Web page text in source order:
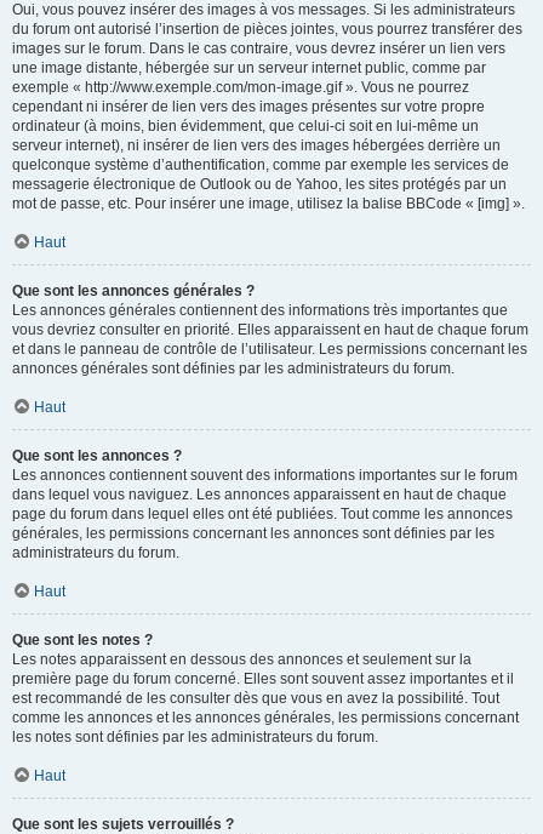
Oui, vous pouvez insérer des images à vos messages. Si les administrateurs
du forum ont autorisé l’insertion de pièces jointes, vous pourrez transférer des
images sur le forum. Dans le cas contraire, vous devrez insérer un lien vers
une image distante, hébergée sur un serveur internet public, comme par
exemple « http://www.exemple.com/mon-image.gif ». Vous ne pourrez
cependant ni insérer de lien vers des images présentes sur votre propre
ordinateur (à moins, bien évidemment, que celui-ci soit en lui-même un
serveur internet), ni insérer de lien vers des images hébergées derrière un
quelconque système d’authentification, comme par exemple les services de
messagerie électronique de Outlook ou de Yahoo, les sites protégés par un
mot de passe, etc. Pour insérer une image, utilisez la balise BBCode « [img] ».
Haut
Que sont les annonces générales ?
Les annonces générales contiennent des informations très importantes que
vous devriez consulter en priorité. Elles apparaissent en haut de chaque forum
et dans le panneau de contrôle de l’utilisateur. Les permissions concernant les
annonces générales sont définies par les administrateurs du forum.
Haut
Que sont les annonces ?
Les annonces contiennent souvent des informations importantes sur le forum
dans lequel vous naviguez. Les annonces apparaissent en haut de chaque
page du forum dans lequel elles ont été publiées. Tout comme les annonces
générales, les permissions concernant les annonces sont définies par les
administrateurs du forum.
Haut
Que sont les notes ?
Les notes apparaissent en dessous des annonces et seulement sur la
première page du forum concerné. Elles sont souvent assez importantes et il
est recommandé de les consulter dès que vous en avez la possibilité. Tout
comme les annonces et les annonces générales, les permissions concernant
les notes sont définies par les administrateurs du forum.
Haut
Que sont les sujets verrouillés ?